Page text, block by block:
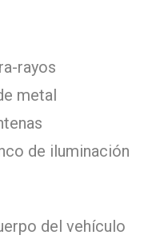
rayos
metal
de iluminación
del vehículo